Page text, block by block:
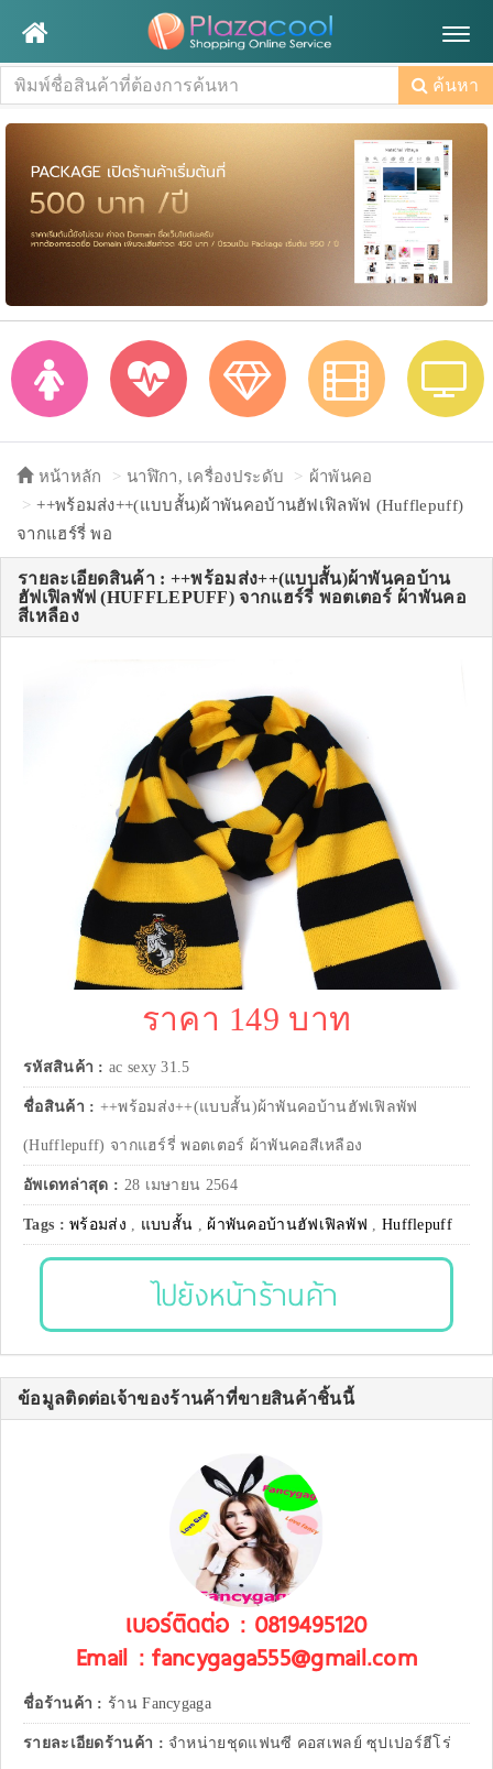
ค้นหา
หน้าหลัก นาฬิกา, เครื่องประดับ
ผ้าพันคอ
++พร้อมส่ง++(แบบสั้น)ผ้าพันคอบ้านฮัฟเฟิลพัฟ (Hufflepuff)
จากแฮร์รี่ พอ
รายละเอียดสินค้า : ++พร้อมส่ง++(แบบสั้น)ผ้าพันคอบ้าน
ฮัฟเฟิลพัฟ (HUFFLEPUFF) จากแฮร์รี่ พอตเตอร์ ผ้าพันคอ
สีเหลือง
ราคา 149 บาท
รหัสสินค้า : ac sexy 31.5
ชื่อสินค้า : ++พร้อมส่ง++(แบบสั้น)ผ้าพันคอบ้านฮัฟเฟิลพัฟ
(Hufflepuff) จากแฮร์รี่ พอตเตอร์ ผ้าพันคอสีเหลือง
อัพเดทล่าสุด : 28 เมษายน 2564
Tags :พร้อมส่ง , แบบสั้น , ผ้าพันคอบ้านฮัฟเฟิลพัฟ , Hufflepuff
ไปยังหน้าร้านค้า
ข้อมูลติดต่อเจ้าของร้านค้าที่ขายสินค้าชิ้นนี้
เบอร์ติดต่อ : 0819495120
Email : fancygaga555@gmail.com
ชื่อร้านค้า : ร้าน Fancygaga
รายละเอียดร้านค้า : จำหน่ายชุดแฟนซี คอสเพลย์ ซุปเปอร์ฮีโร่